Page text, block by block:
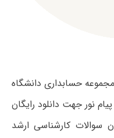
سوالات آزمون کارشناسی ارشد ۱۳۹۲ مجموعه حسابداری دانشگاه
نور جهت دانلود رایگان
سوالات کارشناسی ارشد